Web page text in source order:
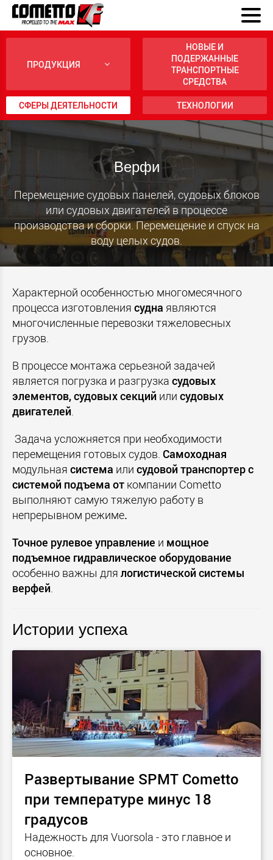
ПРОДУКЦИЯ
НОВЫЕ И
ПОДЕРЖАННЫЕ
ТРАНСПОРТНЫЕ
СРЕДСТВА
СФЕРЫ ДЕЯТЕЛЬНОСТИ ТЕХНОЛОГИИ
Верфи
Перемещение судовых панелей, судовых блоков
или судовых двигателей в процессе
производства и сборки. Перемещение и спуск на
воду целых судов.
Характерной особенностью многомесячного
процесса изготовления судна являются
многочисленные перевозки тяжеловесных
грузов.
В процессе монтажа серьезной задачей
является погрузка и разгрузка судовых
элементов, судовыхсекций или судовых
двигателей.
Задача усложняется при необходимости
перемещения готовых судов. Самоходная
модульная система или судовой транспортер с
системой подъема от компании Cometto
выполняют самую тяжелую работу в
непрерывном режиме.
Точное рулевое управление и мощное
подъемное гидравлическое оборудование
особенно важны для логистической системы
верфей.
Истории успеха
Развертывание SPMT Cometto
при температуре минус 18
градусов
Надежность для Vuorsola - это главное и
основное.